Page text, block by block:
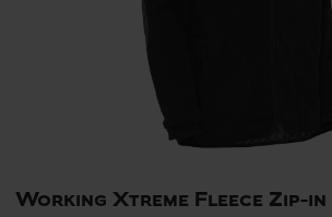
Working Xtreme Fleece Zip-in